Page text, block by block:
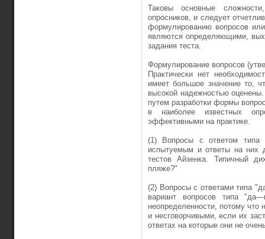
Таковы основные
опросников, и следует
формулированию вопросов
являются определяющи­ми,
задания теста.
Формулирование вопросов
Практически нет
имеет большое значение то,
высокой надежностью
путем разработки фор­мы
в наиболее известных
эффективными на практике.
(1) Вопросы с ответом типа
испытуемым и ответы на них
тестов Айзенка. Типич­ный
пляже?"
(2) Вопросы с ответами типа
вариант вопросов типа
неопределенности, потому что
и несговорчивыми, если их
ответах на которые они не